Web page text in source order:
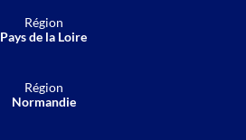
Région
Pays de la Loire
Région
Normandie